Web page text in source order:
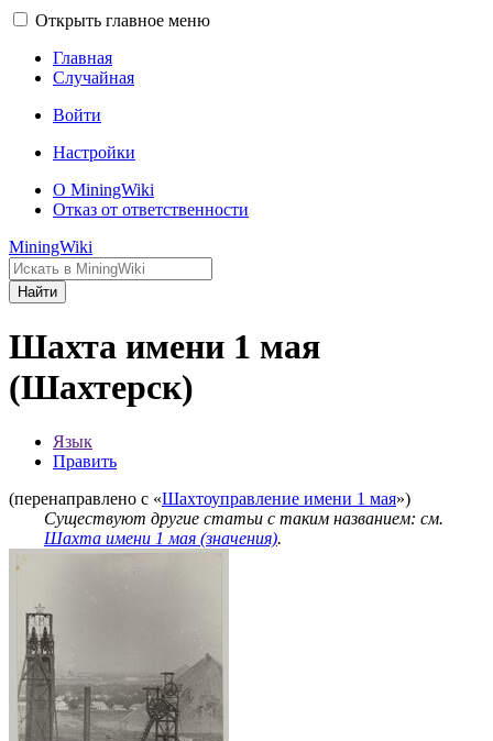
Открыть главное меню
Главная
Случайная
Войти
Настройки
О MiningWiki
Отказ от ответственности
MiningWiki
Найти
Шахта имени 1 мая
(Шахтерск)
Язык
Править
(перенаправлено с «Шахтоуправление имени 1 мая»)
Существуют другие статьи с таким названием: см.
Шахта имени 1 мая (значения).